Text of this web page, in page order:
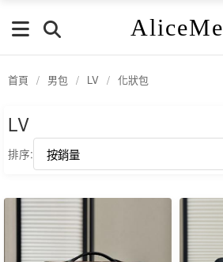
AliceMe
首頁 / 男包 / LV / 化狀包
LV
排序: